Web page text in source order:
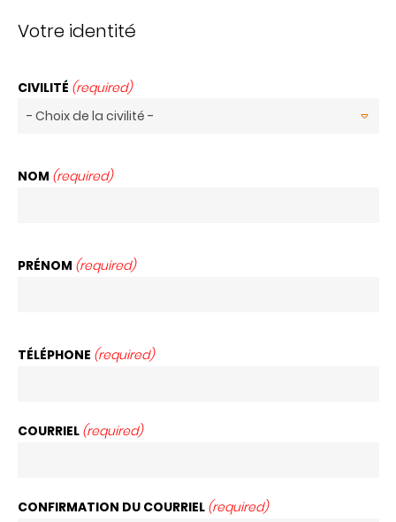
Votre identité
CIVILITÉ (required)
NOM (required)
PRÉNOM (required)
TÉLÉPHONE (required)
COURRIEL (required)
CONFIRMATION DU COURRIEL (required)